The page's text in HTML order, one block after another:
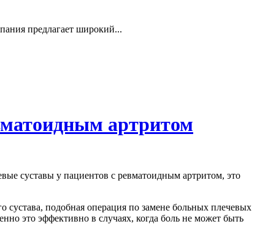
предлагает широкий...
артритом
суставы у пациентов с ревматоидным артритом, это
подобная операция по замене больных плечевых
это эффективно в случаях, когда боль не может быть